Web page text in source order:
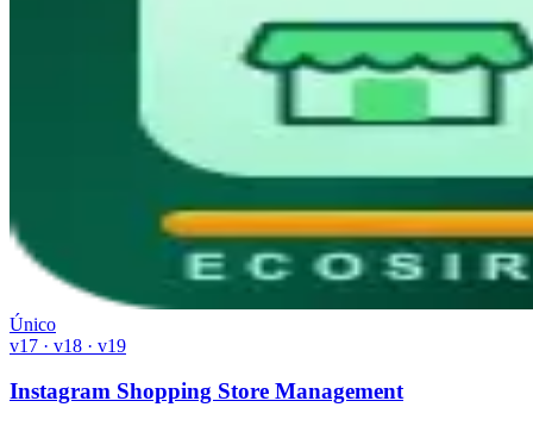
Único
v17 · v18 · v19
Instagram Shopping Store Management